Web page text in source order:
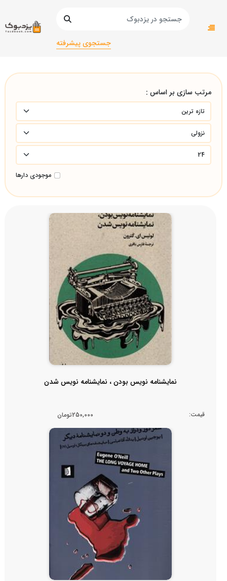
جستجوی پیشرفته
صفحه اصلی
مرتب سازی بر اساس :
موجودی دارها
نمایشنامه نویس بودن ، نمایشنامه نویس شدن
قیمت: 250,000تومان